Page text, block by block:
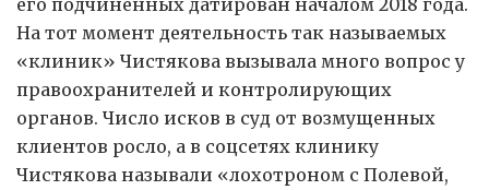
На тот момент деятельность так называемых
«клиник» Чистякова вызывала много вопрос у
правоохранителей и контролирующих
органов. Число исков в суд от возмущенных
клиентов росло, а в соцсетях клинику
Чистякова называли «лохотроном с Полевой,